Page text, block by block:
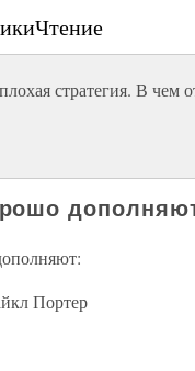
стратегия. В чем
Портер